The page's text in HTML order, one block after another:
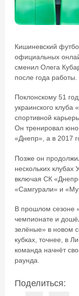
Кишиневский
официальных
сменил Олега
после года работы.
Поклонскому 51
украинского
спортивной
Он тренировал
«Днепр», а в 2017
Позже он
нескольких клубах
включая СК
«Самгурали» и
В прошлом сезоне
чемпионате и
зелёные» в новом
кубках, точнее, в
команда начнёт
раунда.
Поделиться: